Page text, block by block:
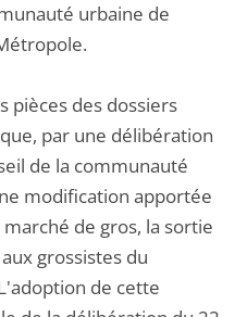
urbaine de
pièces des dossiers
par une délibération
de la communauté
modification apportée
de gros, la sortie
grossistes du
de cette